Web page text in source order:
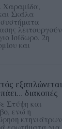
Χαραμίδα,
Σκάλα
λειτουργούν
Ισίδωρο, 2η
και
εξαπλώνεται
διακοπές
Στύψη και
ενώ η
κτηνιάτρων
ερωτήματα για